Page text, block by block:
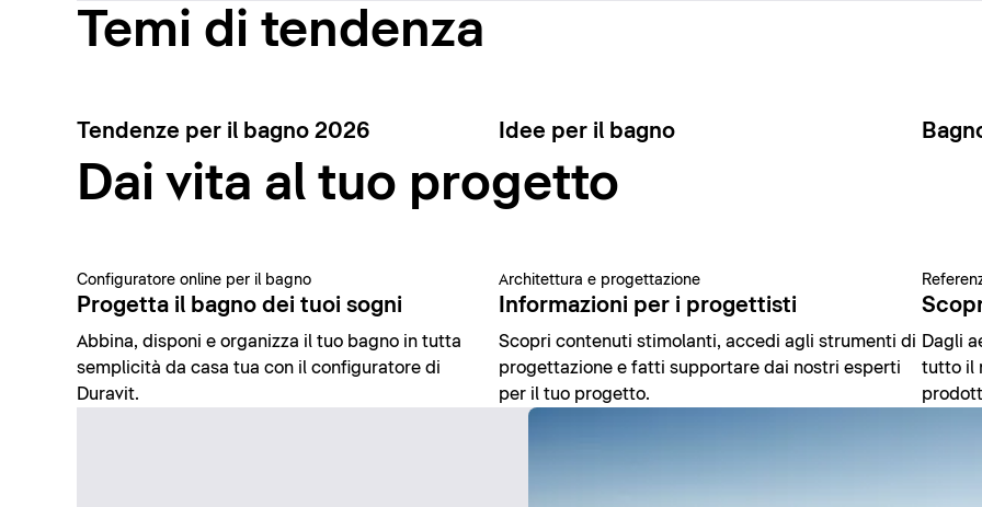
Temi di tendenza
Tendenze per il bagno 2026 Idee per il bagno
Dai vita al tuo progetto
Configuratore online per il bagno
Progetta il bagno dei tuoi sogni
Abbina, disponi e organizza il tuo bagno in tutta
semplicità da casa tua con il configuratore di
Duravit.
Architettura e progettazione
Informazioni per i progettisti
Scopri contenuti stimolanti, accedi agli strumenti di
progettazione e fatti supportare dai nostri esperti
per il tuo progetto.
Dagli
tutto il